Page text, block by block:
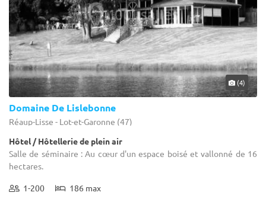
(4)
Domaine De Lislebonne
Réaup-Lisse - Lot-et-Garonne (47)
Hôtel / Hôtellerie de plein air
Salle de séminaire : Au cœur d'un espace boisé et vallonné de 16
hectares.
1-200 186 max